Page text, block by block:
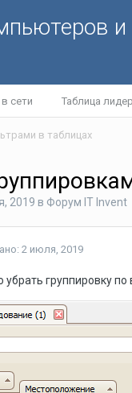
сети Таблица
в таблицах
2019 в Форум IT Invent
2 июля, 2019
убрать группировку